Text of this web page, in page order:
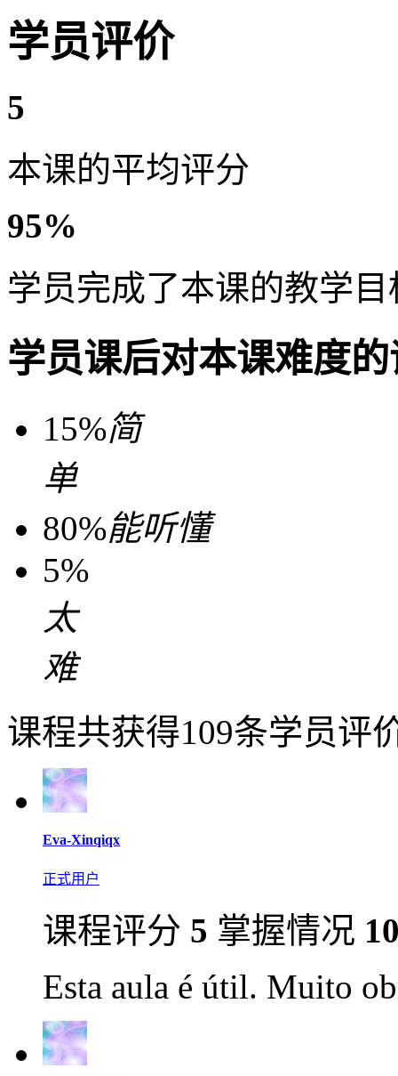
学员评价
5
本课的平均评分
95%
学员完成了本课的教学目
学员课后对本课难度
15%简
单
80%能听懂
5%
太
难
课程共获得109条学员评
Eva-Xinqiqx
正式用户
课程评分 5 掌握情况
Esta aula é útil. Muito